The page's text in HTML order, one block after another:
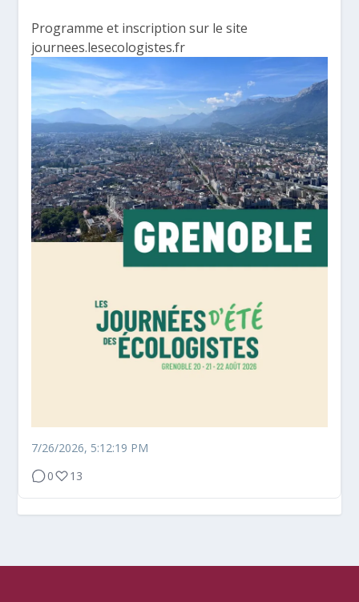
Programme et inscription sur le site
journees.lesecologistes.fr
7/26/2026, 5:12:19 PM
0
13